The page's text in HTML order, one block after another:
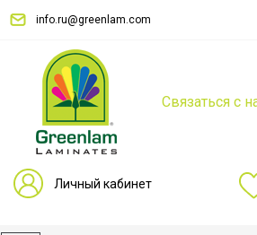
info.ru@greenlam.com
Связаться с
Личный кабинет